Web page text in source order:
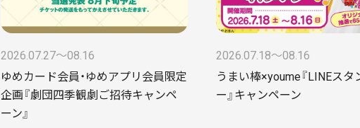
2026.07.27〜08.16
ゆめカード会員・ゆめアプリ会員限定
企画『劇団四季観劇ご招待キャンペ
ーン』
2026.07.18〜08.16
うまい棒×youme『LINEスタ
ー』キャンペーン